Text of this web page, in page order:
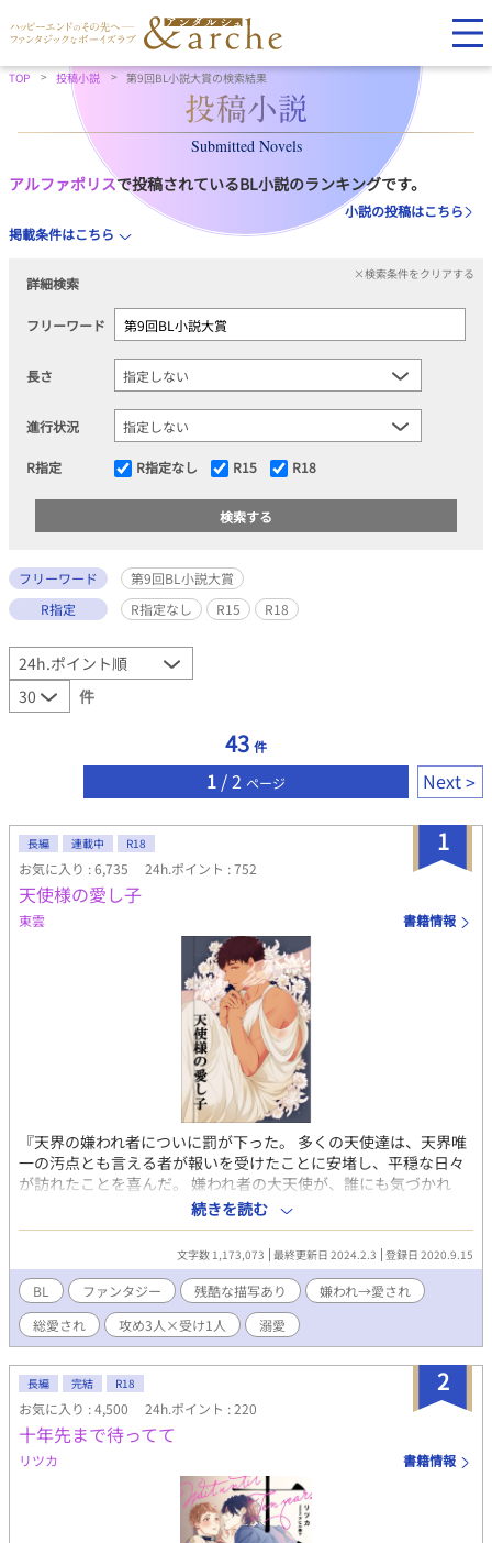
TOP 投稿小説 第9回BL小説大賞の検索結果
Submitted Novels
アルファポリスで投稿されているBL小説のランキングです。
小説の投稿はこちら
掲載条件はこちら
詳細検索
×検索条件をクリアする
フリーワード
長さ
進行状況
R指定 R指定なし R15 R18
フリーワード
第9回BL小説大賞
R指定
R指定なし R15 R18
件
43 件
1 / 2 ページ Next
1
長編 連載中 R18
お気に入り : 6,735 24h.ポイント : 752
天使様の愛し子
東雲 書籍情報
『天界の嫌われ者についに罰が下った。 多くの天使達は、天界唯
一の汚点とも言える者が報いを受けたことに安堵し、平穏な日々
が訪れたことを喜んだ。 嫌われ者の大天使が、誰にも気づかれ
ず、ひっそりと息を引き取ったことも、その瞬間、誰に祝福され
ることもなく、新たな命が生まれていたことも知らずに
────』 神様と天使達がいる世界のお話。 ふわっと設定なファ
ンタジーの世界。 嫌われ、のち愛され。山も谷もありませんが最
初は谷からのスタートです。 ※総受け愛され系の一妻多夫なお話
になります(全員×受けという訳ではありません) ※ガタイの良い
見た目だけは俺様系筋肉美丈夫受け(中身は幼児)(なに受けと言え
ばいいのか分からず迷走中です…ガチムチではないですが、6パッ
クに割れた腹筋とたわわな雄っぱいが魅力の褐色男性受け) ※美
人、美青年、可愛い子攻め。 弱々な受けちゃんをひたすらに愛で
て囲って慈しんで貪る溺愛系攻めと無自覚愛され系受けが書きた
かった次第です。 ★第9回BL小説大賞にて、奨励賞を頂きまし
た！★ 初創作、字書き歴も2mmくらいのペーペーの作品ですが
お付き合い頂けましたら幸いです。
続きを読む
文字数 1,173,073 最終更新日 2024.2.3 登録日 2020.9.15
BL ファンタジー 残酷な描写あり
嫌われ→愛され
総愛され
攻め3人×受け1人 溺愛
2
長編 完結 R18
お気に入り : 4,500 24h.ポイント : 220
十年先まで待ってて
リツカ 書籍情報